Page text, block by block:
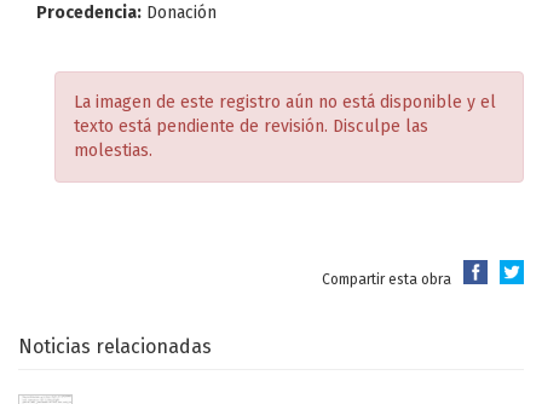
Procedencia: Donación
La imagen de este registro aún no está disponible y el
texto está pendiente de revisión. Disculpe las
molestias.
Compartir esta obra
Noticias relacionadas